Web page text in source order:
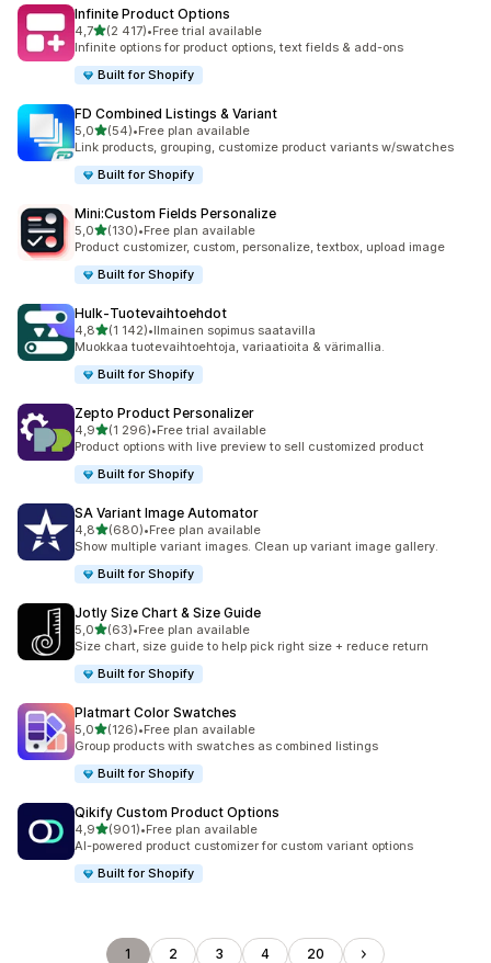
Infinite Product Options
4,7/ 5 tähteä
(2 417)
2417 arvostelua yhteensä
•Free trial available
Infinite options for product options, text fields & add-ons
Built for Shopify
FD Combined Listings & Variant
5,0/ 5 tähteä
(54)
54 arvostelua yhteensä
•Free plan available
Link products, grouping, customize product variants w/swatches
Built for Shopify
Mini:Custom Fields Personalize
5,0/ 5 tähteä
(130)
130 arvostelua yhteensä
•Free plan available
Product customizer, custom, personalize, textbox, upload image
Built for Shopify
Hulk‑Tuotevaihtoehdot
4,8/ 5 tähteä
(1 142)
1142 arvostelua yhteensä
•Ilmainen sopimus saatavilla
Muokkaa tuote­vaihtoehtoja, variaatioita & värimallia.
Built for Shopify
Zepto Product Personalizer
4,9/ 5 tähteä
(1 296)
1296 arvostelua yhteensä
•Free trial available
Product options with live preview to sell customized product
Built for Shopify
SA Variant Image Automator
4,8/ 5 tähteä
(680)
680 arvostelua yhteensä
•Free plan available
Show multiple variant images. Clean up variant image gallery.
Built for Shopify
Jotly Size Chart & Size Guide
5,0/ 5 tähteä
(63)
63 arvostelua yhteensä
•Free plan available
Size chart, size guide to help pick right size + reduce return
Built for Shopify
Platmart Color Swatches
5,0/ 5 tähteä
(126)
126 arvostelua yhteensä
•Free plan available
Group products with swatches as combined listings
Built for Shopify
Qikify Custom Product Options
4,9/ 5 tähteä
(901)
901 arvostelua yhteensä
•Free plan available
AI-powered product customizer for custom variant options
Built for Shopify
1 2 3 4 20